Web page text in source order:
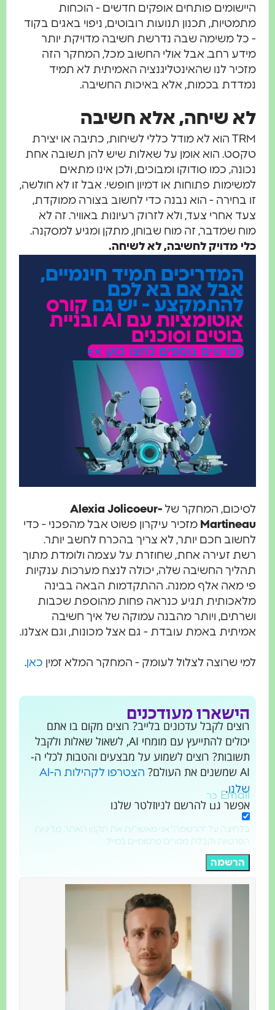
היישומים פותחים אופקים חדשים - הוכחות
מתמטיות, תכנון תנועות רובוטים, ניפוי באגים בקוד
- כל משימה שבה נדרשת חשיבה מדויקת יותר
מידע רחב. אבל אולי החשוב מכל, המחקר הזה
מזכיר לנו שהאינטליגנציה האמיתית לא תמיד
נמדדת בכמות, אלא באיכות החשיבה.
לא שיחה, אלא חשיבה
TRM הוא לא מודל כללי לשיחות, כתיבה או יצירת
טקסט. הוא אומן על שאלות שיש להן תשובה אחת
נכונה, כמו סודוקו ומבוכים, ולכן אינו מתאים
למשימות פתוחות או דמיון חופשי. אבל זו לא חולשה,
זו בחירה - הוא נבנה כדי לחשוב בצורה ממוקדת,
צעד אחרי צעד, ולא לזרוק רעיונות באוויר. זה לא
מוח שמדבר, זה מוח שבוחן, מתקן ומגיע למסקנה.
כלי מדויק לחשיבה, לא לשיחה.
המדריכים תמיד חינמיים,
אבל אם בא לכם
להתמקצע - יש גםקורס
אוטומציות עם AI ובניית
בוטים וסוכנים
לפרטים נוספים לחצו כאן >>
לסיכום, המחקר שלAlexia Jolicoeur-
Martineauמזכיר עיקרון פשוט אבל מהפכני - כדי
לחשוב חכם יותר, לא צריך בהכרח לחשב יותר.
רשת זעירה אחת, שחוזרת על עצמה ולומדת מתוך
תהליך החשיבה שלה, יכולה לנצח מערכות ענקיות
פי מאה אלף ממנה. ההתקדמות הבאה בבינה
מלאכותית תגיע כנראה פחות מהוספת שכבות
ושרתים, ויותר מהבנה עמוקה של איך חשיבה
אמיתית באמת עובדת - גם אצל מכונות, וגם אצלנו.
למי שרוצה לצלול לעומק - המחקר המלא זמיןכאן.
הישארו מעודכנים
רוצים לקבל עדכונים בלייב? רוצים מקום בו אתם
יכולים להתייעץ עם מומחי AI, לשאול שאלות ולקבל
תשובות? רוצים לשמוע על מבצעים והטבות לכלי ה-
הצטרפו לקהילות ה-AI
שלנו.
אפשר גם להרשם לניוזלטר שלנו
Email
בלחיצה על "הרשמה" אני מאשר/ת את תקנון האתר, מדיניות
הפרטיות וקבלת מסרים פרסומיים במייל
הרשמה